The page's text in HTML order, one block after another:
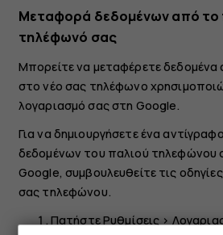
Μεταφορά δεδομένων από το
τηλέφωνό σας
Μπορείτε να μεταφέρετε
στο νέο σας τηλέφωνο
λογαριασμό σας στη Google.
Για να δημιουργήσετε ένα
δεδομένων του παλιού τηλεφώνου
Google, συμβουλευθείτε τις
σας τηλεφώνου.
ΠατήστεΡυθμίσεις >